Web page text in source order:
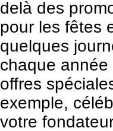
delà des
pour les fêtes
quelques
chaque
offres
exemple,
votre